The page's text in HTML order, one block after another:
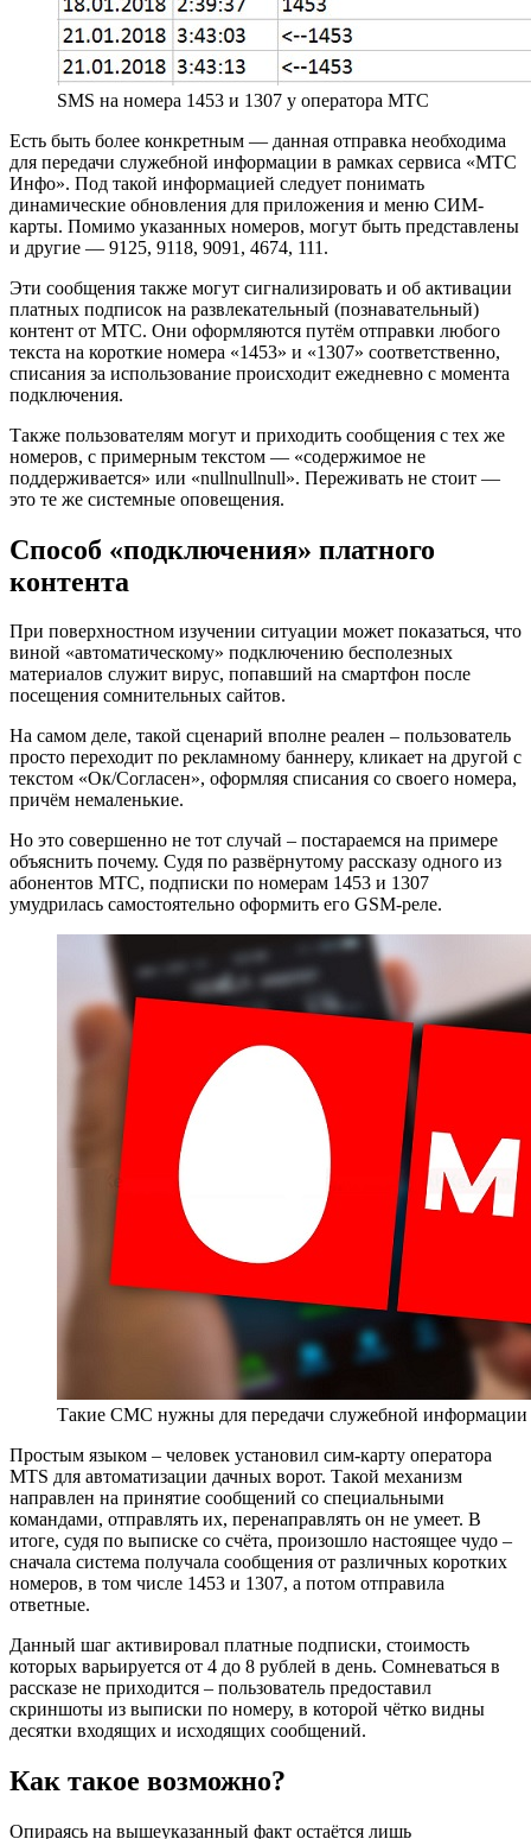
SMS на номера 1453 и 1307 у оператора МТС
Есть быть более конкретным — данная отправка необходима
для передачи служебной информации в рамках сервиса «МТС
Инфо». Под такой информацией следует понимать
динамические обновления для приложения и меню СИМ-
карты. Помимо указанных номеров, могут быть представлены
и другие — 9125, 9118, 9091, 4674, 111.
Эти сообщения также могут сигнализировать и об активации
платных подписок на развлекательный (познавательный)
контент от МТС. Они оформляются путём отправки любого
текста на короткие номера «1453» и «1307» соответственно,
списания за использование происходит ежедневно с момента
подключения.
Также пользователям могут и приходить сообщения с тех же
номеров, с примерным текстом — «содержимое не
поддерживается» или «nullnullnull». Переживать не стоит —
это те же системные оповещения.
Способ «подключения» платного
контента
При поверхностном изучении ситуации может показаться, что
виной «автоматическому» подключению бесполезных
материалов служит вирус, попавший на смартфон после
посещения сомнительных сайтов.
На самом деле, такой сценарий вполне реален – пользователь
просто переходит по рекламному баннеру, кликает на другой с
текстом «Ок/Согласен», оформляя списания со своего номера,
причём немаленькие.
Но это совершенно не тот случай – постараемся на примере
объяснить почему. Судя по развёрнутому рассказу одного из
абонентов МТС, подписки по номерам 1453 и 1307
умудрилась самостоятельно оформить его GSM-реле.
Такие СМС нужны для передачи служебной информации
Простым языком – человек установил сим-карту оператора
MTS для автоматизации дачных ворот. Такой механизм
направлен на принятие сообщений со специальными
командами, отправлять их, перенаправлять он не умеет. В
итоге, судя по выписке со счёта, произошло настоящее чудо –
сначала система получала сообщения от различных коротких
номеров, в том числе 1453 и 1307, а потом отправила
ответные.
Данный шаг активировал платные подписки, стоимость
которых варьируется от 4 до 8 рублей в день. Сомневаться в
рассказе не приходится – пользователь предоставил
скриншоты из выписки по номеру, в которой чётко видны
десятки входящих и исходящих сообщений.
Как такое возможно?
Опираясь на вышеуказанный факт остаётся лишь